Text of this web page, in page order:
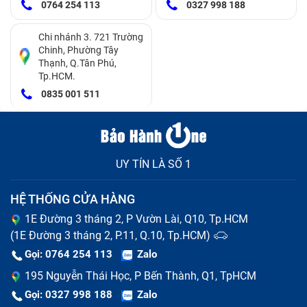
khắc phục hiệu quả nhé:
Điện thoại Xiaomi Redmi 14C đã sử dụng thời gian
quá lâu
Vừa cắm sạc vừa sử dụng điện thoại chơi game,
nghe nhạc, xem phim,…
Thường cắm sạc điện thoại để qua đêm khiến pin bị
Sử dụng cục sạc kém chất lượng, hàng không đảm
bảo
0764 254 113
0327 998 188
Chi nhánh 3. 721 Trường
Chinh, Phường Tây
Thạnh, Q.Tân Phú,
Tp.HCM.
0835 001 511
UY TÍN LÀ SỐ 1
HỆ THỐNG CỬA HÀNG
1E Đường 3 tháng 2, P Vườn Lài, Q10, Tp.HCM
(1E Đường 3 tháng 2, P.11, Q.10, Tp.HCM)
Gọi: 0764 254 113 Zalo
195 Nguyễn Thái Học, P Bến Thành, Q1, TpHCM
Gọi: 0327 998 188 Zalo